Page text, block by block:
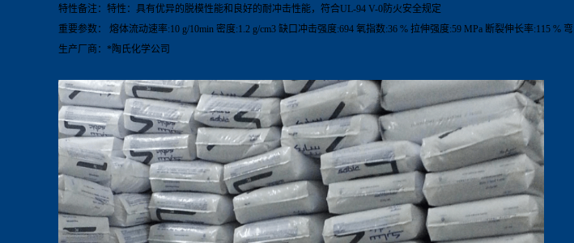
特性备注：特性：具有优异的脱模性能和良好的耐冲击性能，符合UL-94 V-0防火安全规定
重要参数： 熔体流动速率:10 g/10min 密度:1.2 g/cm3 缺口冲击强度:694 氧指数:36 % 拉伸强度:59 MPa 断裂伸长率:115
生产厂商：*陶氏化学公司